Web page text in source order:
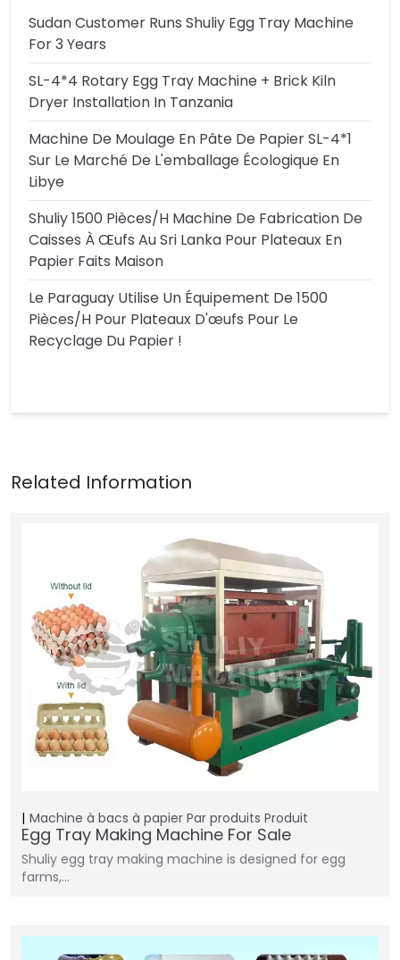
Sudan Customer Runs Shuliy Egg Tray Machine
For 3 Years
SL-4*4 Rotary Egg Tray Machine + Brick Kiln
Dryer Installation In Tanzania
Machine De Moulage En Pâte De Papier SL-4*1
Sur Le Marché De L'emballage Écologique En
Libye
Shuliy 1500 Pièces/h Machine De Fabrication De
Caisses À Œufs Au Sri Lanka Pour Plateaux En
Papier Faits Maison
Le Paraguay Utilise Un Équipement De 1500
Pièces/h Pour Plateaux D'œufs Pour Le
Recyclage Du Papier !
Machine à bacs à papier Par produits Produit
Egg Tray Making Machine For Sale
Shuliy egg tray making machine is designed for egg
farms,…